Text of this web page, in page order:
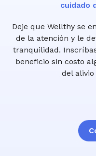
cuidado
Deje que Wellthy se
de la atención y le
tranquilidad.
beneficio sin costo
del